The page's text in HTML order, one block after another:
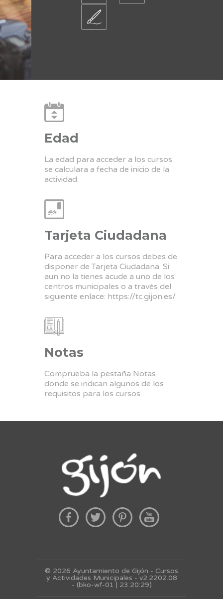
Edad
La edad para acceder a los cursos
se calculara a fecha de inicio de la
actividad.
Tarjeta Ciudadana
Para acceder a los cursos debes de
disponer de Tarjeta Ciudadana. Si
aun no la tienes acude a uno de los
centros municipales o a través del
siguiente enlace: https://tc.gijon.es/
Notas
Comprueba la pestaña Notas
donde se indican algunos de los
requisitos para los cursos.
© 2026 Ayuntamiento de Gijón - Cursos
y Actividades Municipales - v2.2202.08
- (bko-wf-01 | 23:20:29)